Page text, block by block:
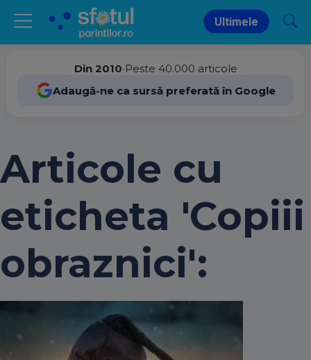
Ultimele
Din 2010•Peste 40.000 articole
Adaugă-ne ca sursă preferată în Google
Articole cu
eticheta 'Copiii
obraznici':